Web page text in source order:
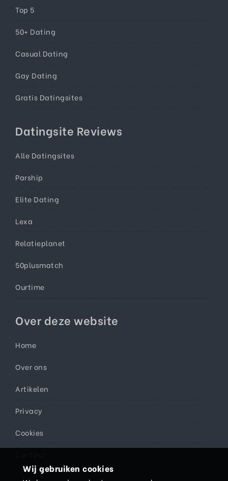
Top 5
50+ Dating
Casual Dating
Gay Dating
Gratis Datingsites
Datingsite Reviews
Alle Datingsites
Parship
Elite Dating
Lexa
Relatieplanet
50plusmatch
Ourtime
Over deze website
Home
Over ons
Artikelen
Privacy
Cookies
Wij gebruiken cookies